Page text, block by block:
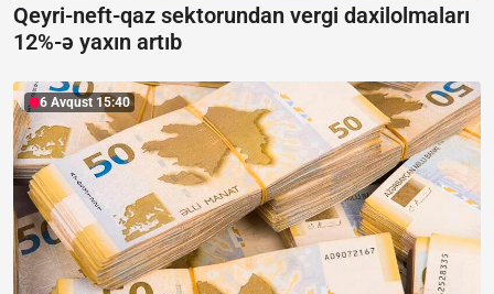
Qeyri-neft-qaz sektorundan vergi daxilolmaları
12%-ə yaxın artıb
6 Avqust 15:40